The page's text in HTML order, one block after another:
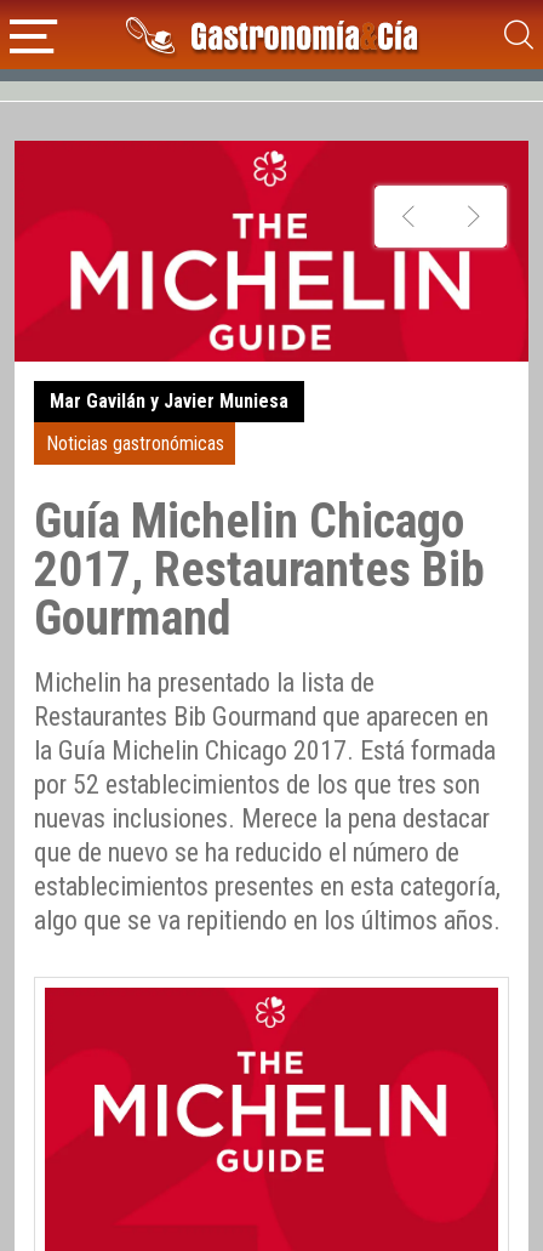
Mar Gavilán y Javier Muniesa
Noticias gastronómicas
Guía Michelin Chicago
2017, Restaurantes Bib
Gourmand
Michelin ha presentado la lista de
Restaurantes Bib Gourmand que aparecen en
la Guía Michelin Chicago 2017. Está formada
por 52 establecimientos de los que tres son
nuevas inclusiones. Merece la pena destacar
que de nuevo se ha reducido el número de
establecimientos presentes en esta categoría,
algo que se va repitiendo en los últimos años.